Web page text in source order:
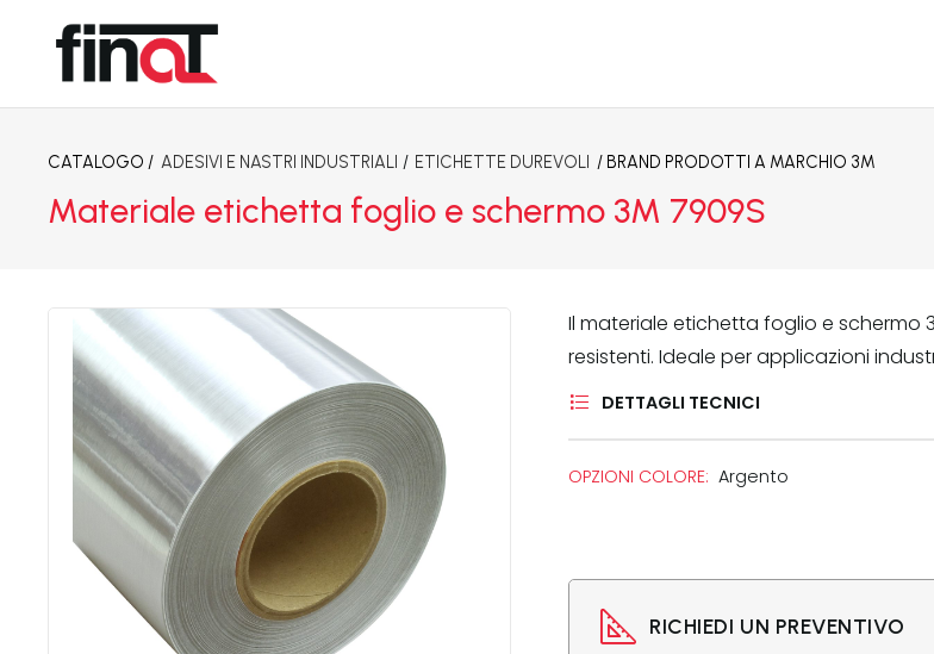
CATALOGO / ADESIVI E NASTRI INDUSTRIALI / ETICHETTE DUREVOLI / BRAND PRODOTTI A MARCHIO 3M
Materiale etichetta foglio e schermo 3M 7909S
Il materiale etichetta foglio e schermo
resistenti. Ideale per applicazioni
DETTAGLI TECNICI
OPZIONI COLORE: Argento
RICHIEDI UN PREVENTIVO